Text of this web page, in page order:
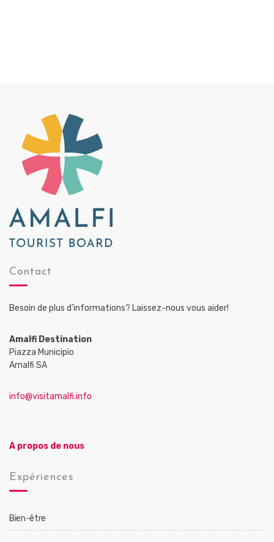
Contact
Besoin de plus d’informations? Laissez-nous vous aider!
Amalfi Destination
Piazza Municipio
Amalfi SA
info@visitamalfi.info
A propos de nous
Expériences
Bien-être